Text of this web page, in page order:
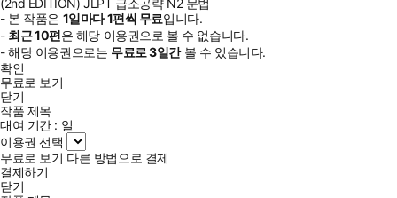
- 본 작품은 1일마다1편씩 무료입니다.
- 최근10편은 해당 이용권으로 볼 수 없습니다.
- 해당 이용권으로는 무료로3일간볼 수 있습니다.
확인
무료로 보기
닫기
작품 제목
대여 기간 : 일
이용권 선택
무료로 보기 다른 방법으로 결제
결제하기
닫기